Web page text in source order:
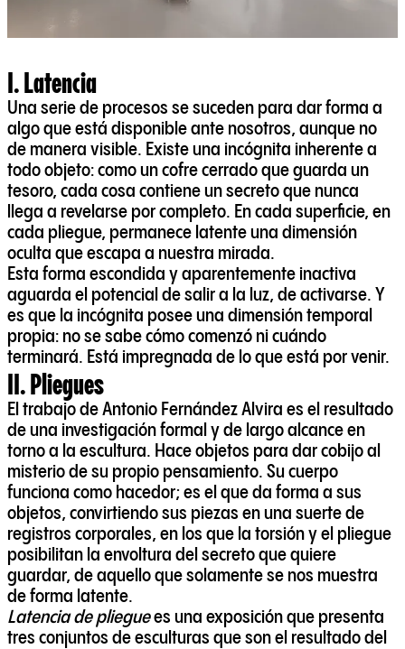
I. Latencia
Una serie de procesos se suceden para dar forma a
algo que está disponible ante nosotros, aunque no
de manera visible. Existe una incógnita inherente a
todo objeto: como un cofre cerrado que guarda un
tesoro, cada cosa contiene un secreto que nunca
llega a revelarse por completo. En cada superficie, en
cada pliegue, permanece latente una dimensión
oculta que escapa a nuestra mirada.
Esta forma escondida y aparentemente inactiva
aguarda el potencial de salir a la luz, de activarse. Y
es que la incógnita posee una dimensión temporal
propia: no se sabe cómo comenzó ni cuándo
terminará. Está impregnada de lo que está por venir.
II. Pliegues
El trabajo de Antonio Fernández Alvira es el resultado
de una investigación formal y de largo alcance en
torno a la escultura. Hace objetos para dar cobijo al
misterio de su propio pensamiento. Su cuerpo
funciona como hacedor; es el que da forma a sus
objetos, convirtiendo sus piezas en una suerte de
registros corporales, en los que la torsión y el pliegue
posibilitan la envoltura del secreto que quiere
guardar, de aquello que solamente se nos muestra
de forma latente.
Latencia de plieguees una exposición que presenta
tres conjuntos de esculturas que son el resultado del